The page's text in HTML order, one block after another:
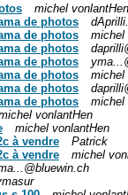
michel vonlantHen
de photos
de photos
michel
de photos
de photos
de photos
michel
de photos
de photos
michel
vonlantHen
michel vonlantHen
à vendre
Patrick
à vendre
michel